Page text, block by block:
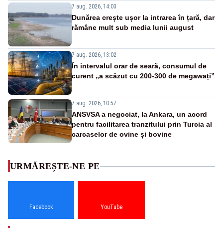
7 aug. 2026, 14:03
Dunărea crește ușor la intrarea în țară, dar
rămâne mult sub media lunii august
7 aug. 2026, 13:02
În intervalul orar de seară, consumul de
curent „a scăzut cu 200-300 de megawați”
7 aug. 2026, 10:57
ANSVSA a negociat, la Ankara, un acord
pentru facilitarea tranzitului prin Turcia al
carcaselor de ovine și bovine
URMĂREȘTE-NE PE
Facebook YouTube